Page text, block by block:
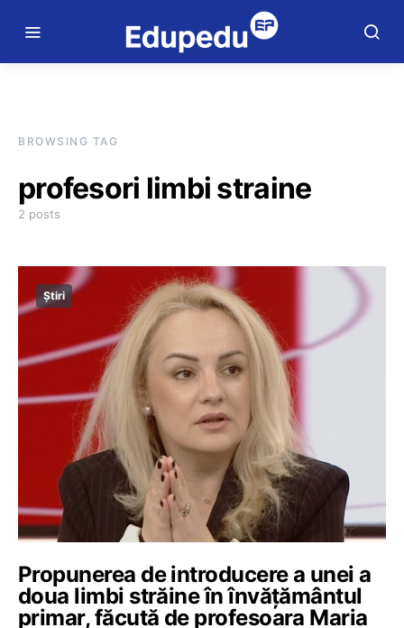
BROWSING TAG
profesori limbi straine
2 posts
Știri
Propunerea de introducere a unei a
doua limbi străine în învățământul
primar, făcută de profesoara Maria